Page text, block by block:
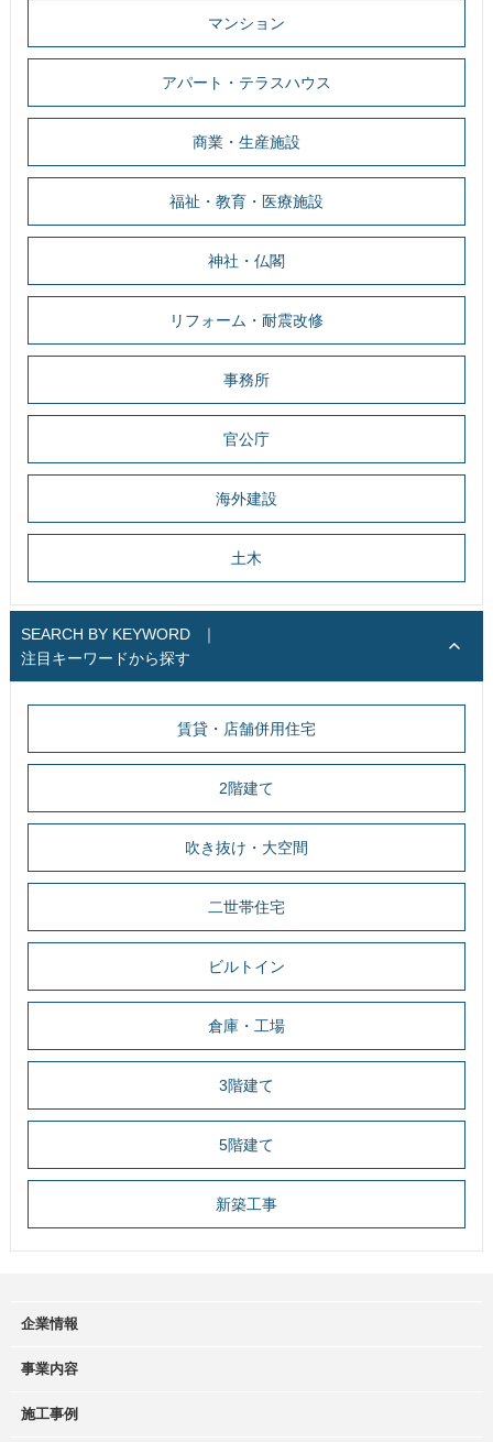
マンション
アパート・テラスハウス
商業・生産施設
福祉・教育・医療施設
神社・仏閣
リフォーム・耐震改修
事務所
官公庁
海外建設
土木
SEARCH BY KEYWORD
｜
注目キーワードから探す
賃貸・店舗併用住宅
2階建て
吹き抜け・大空間
二世帯住宅
ビルトイン
倉庫・工場
3階建て
5階建て
新築工事
企業情報
事業内容
施工事例